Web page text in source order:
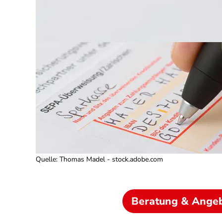
Quelle: Thomas Madel - stock.adobe.com
Beratung &